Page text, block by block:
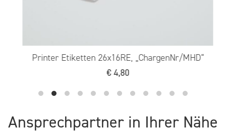
Printer Etiketten 26x16RE, „ChargenNr/MHD“
€4,80
Ansprechpartner in Ihrer Nähe